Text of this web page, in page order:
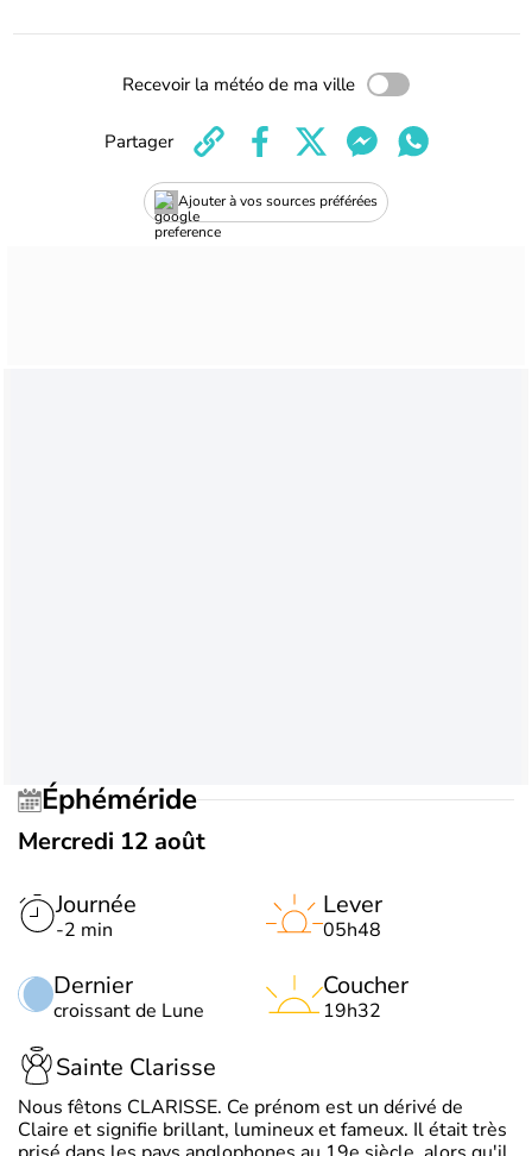
Recevoir la météo de ma ville
Ajouter à vos sources préférées
Partager
Éphéméride
Mercredi 12 août
Journée
-2 min
Dernier
croissant de Lune
Lever
05h48
Coucher
19h32
Sainte Clarisse
Nous fêtons CLARISSE. Ce prénom est un dérivé de
Claire et signifie brillant, lumineux et fameux. Il était très